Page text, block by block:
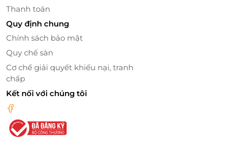
Thanh toán
Quy định chung
Chính sách bảo mật
Quy chế sàn
Cơ chế giải quyết khiếu nại, tranh
chấp
Kết nối với chúng tôi